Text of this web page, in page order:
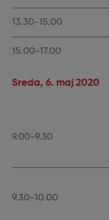
13.30-15.00
15.00-17.00
Sreda, 6. maj 2020
9.00-9.30
9.30-10.00